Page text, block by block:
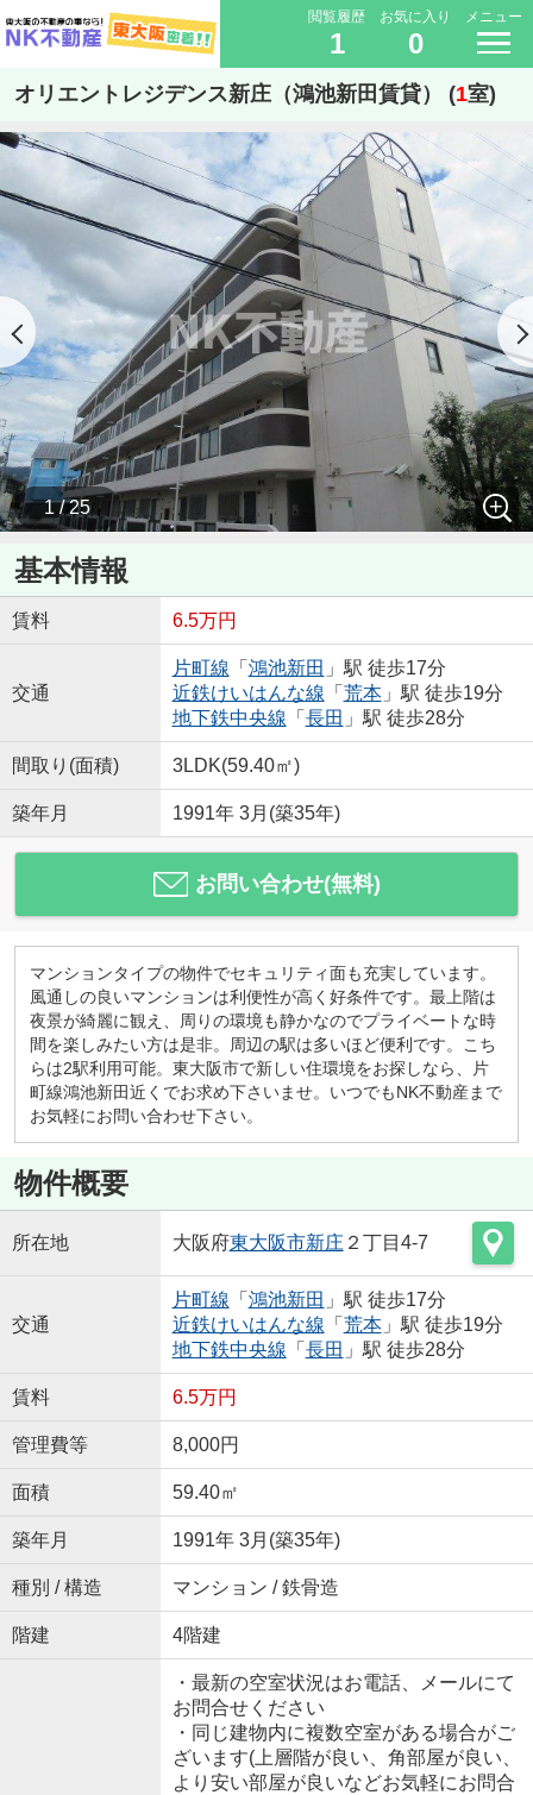
閲覧履歴
1
お気に入り
0
メニュー
オリエントレジデンス新庄（鴻池新田賃貸） (1室)
1 / 25
基本情報
賃料 6.5万円
交通
片町線 「 鴻池新田 」駅 徒歩17分
近鉄けいはんな線 「 荒本」駅 徒歩19分
地下鉄中央線 「 長田 」駅 徒歩28分
間取り(面積) 3LDK(59.40㎡)
築年月 1991年 3月(築35年)
お問い合わせ(無料)
マンションタイプの物件でセキュリティ面も充実しています。
風通しの良いマンションは利便性が高く好条件です。最上階は
夜景が綺麗に観え、周りの環境も静かなのでプライベートな時
間を楽しみたい方は是非。周辺の駅は多いほど便利です。こち
らは2駅利用可能。東大阪市で新しい住環境をお探しなら、片
町線鴻池新田近くでお求め下さいませ。いつでもNK不動産まで
お気軽にお問い合わせ下さい。
物件概要
所在地 大阪府東大阪市新庄 ２丁目4-7
交通
片町線 「 鴻池新田 」駅 徒歩17分
近鉄けいはんな線 「 荒本」駅 徒歩19分
地下鉄中央線 「 長田 」駅 徒歩28分
賃料 6.5万円
管理費等 8,000円
面積 59.40㎡
築年月 1991年 3月(築35年)
種別 / 構造 マンション / 鉄骨造
階建 4階建
・最新の空室状況はお電話、メールにて
お問合せください
・同じ建物内に複数空室がある場合がご
ざいます(上層階が良い、角部屋が良い、
より安い部屋が良いなどお気軽にお問合